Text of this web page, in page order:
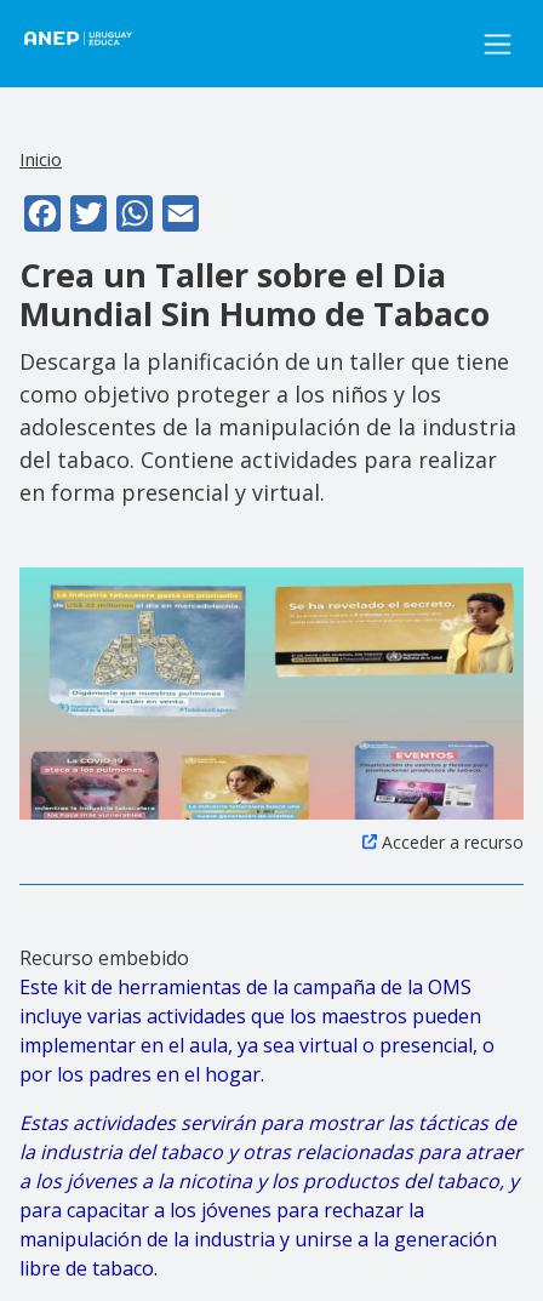
Inicio
FacebookTwitterWhatsApp
Crea un Taller sobre el Dia
Mundial Sin Humo de Tabaco
Descarga la planificación de un taller que tiene
como objetivo proteger a los niños y los
adolescentes de la manipulación de la industria
del tabaco. Contiene actividades para realizar
en forma presencial y virtual.
Acceder a recurso
Recurso embebido
Este kit de herramientas de la campaña de la OMS
incluye varias actividades que los maestros pueden
implementar en el aula, ya sea virtual o presencial, o
por los padres en el hogar.
Estas actividades servirán para mostrar las tácticas de
la industria del tabaco y otras relacionadas para atraer
a los jóvenes a la nicotina y los productos del tabaco, y
para capacitar a los jóvenes para rechazar la
manipulación de la industria y unirse a la generación
libre de tabaco.